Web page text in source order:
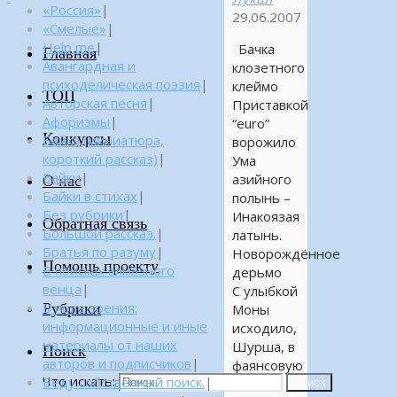
Главная
ТОП
Конкурсы
О нас
Обратная связь
Помощь проекту
Рубрики
Поиск
Что искать: Поиск
29.06.2007
Бачка
клозетного
клеймо
Приставкой
“euro”
ворожило
Ума
азийного
полынь –
Инакоязая
латынь.
Новорождённое
дерьмо
С улыбкой
Моны
исходило,
Шурша, в
фаянсовую
«Россия» |
«Смелые» |
Help me|
Авангардная и
психоделическая поэзия |
Авторская песня |
Афоризмы |
Байка (миниатюра,
короткий рассказ) |
Байки|
Байки в стихах |
Без рубрики |
Большой рассказ. |
Братья по разуму|
В поисках алмазного
венца |
В поле зрения:
информационные и иные
материалы от наших
авторов и подписчиков |
Веду собственный поиск. |